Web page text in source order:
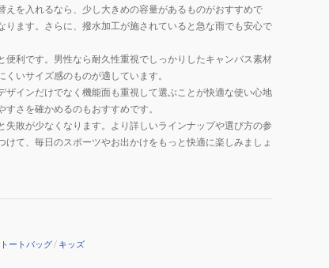
を入れるなら、少し大きめの容量があるものがおすすめで
ます。さらに、撥水加工が施されていると急な雨でも安心で
利です。男性なら耐久性重視でしっかりしたキャンバス素材
いサイズ感のものが適しています。
インだけでなく機能面も重視して選ぶことが快適な使い心地
さを確かめるのもおすすめです。
敗が少なくなります。より詳しいラインナップや選び方の参
て、毎日のスポーツやお出かけをもっと快適に楽しみましょ
トートバッグ/ キッズ